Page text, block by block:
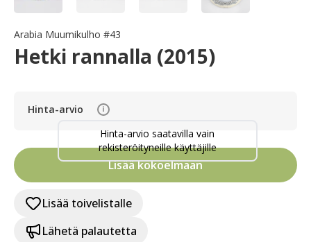
Arabia Muumikulho #43
Hetki rannalla (2015)
Hinta-arvio i
Hinta-arvio saatavilla vain
rekisteröityneille käyttäjille
Lisää kokoelmaan
Lisää toivelistalle
Lähetä palautetta